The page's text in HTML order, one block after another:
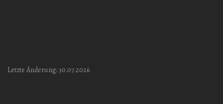
Letzte Änderung: 30.07.2026